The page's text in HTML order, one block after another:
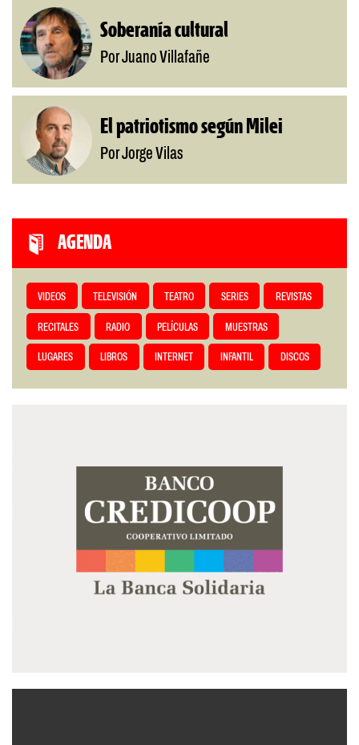
Soberanía cultural
Por Juano Villafañe
El patriotismo según Milei
Por Jorge Vilas
AGENDA
VIDEOS TELEVISIÓN TEATRO SERIES REVISTAS
RECITALES RADIO PELÍCULAS MUESTRAS
LUGARES LIBROS INTERNET INFANTIL DISCOS